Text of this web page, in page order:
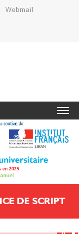
Webmail
DE SCRIPT